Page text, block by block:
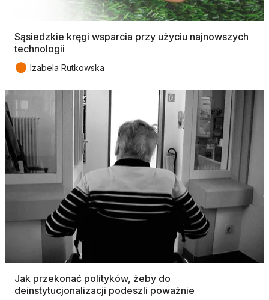
Sąsiedzkie kręgi wsparcia przy użyciu najnowszych
technologii
● Izabela Rutkowska
Jak przekonać polityków, żeby do
deinstytucjonalizacji podeszli poważnie